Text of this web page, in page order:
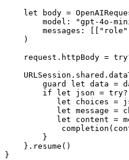
let body =
model: "gpt-4o-
messages:
    )
request.httpBody =
guard let data =
if let json =
let choices =
let message =
let content =
        }
    }.resume()
}